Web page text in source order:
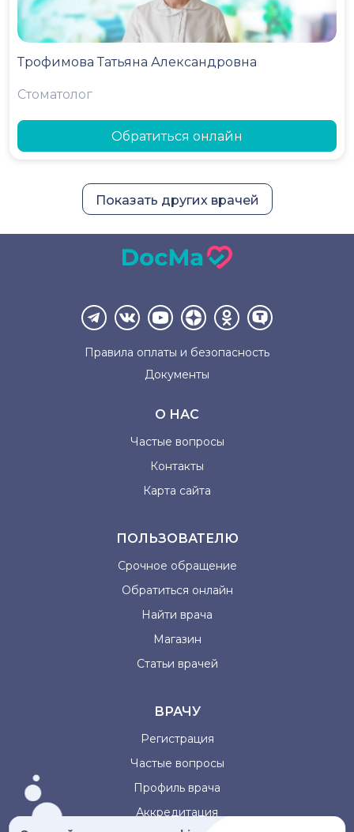
Трофимова Татьяна Александровна
Стоматолог
Обратиться онлайн
Показать других врачей
Правила оплаты и безопасность
Документы
О НАС
Частые вопросы
Контакты
Карта сайта
ПОЛЬЗОВАТЕЛЮ
Срочное обращение
Обратиться онлайн
Найти врача
Магазин
Статьи врачей
ВРАЧУ
Регистрация
Частые вопросы
Профиль врача
Аккредитация